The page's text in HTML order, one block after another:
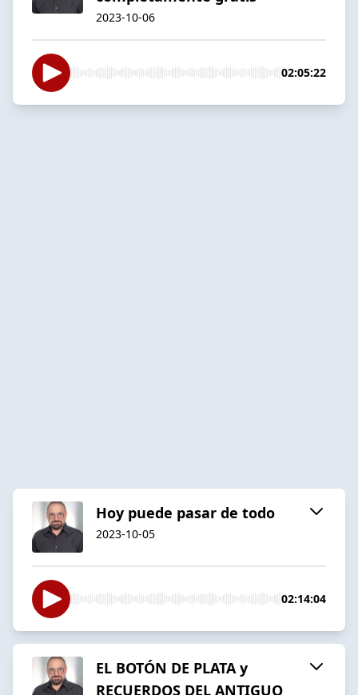
2023-10-06
02:05:22
Hoy puede pasar de todo
2023-10-05
02:14:04
EL BOTÓN DE PLATA y
RECUERDOS DEL ANTIGUO